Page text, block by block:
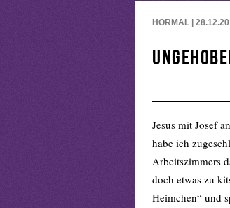
HÖRMAL |
Jesus mit Josef
habe ich
Arbeitszimmers
doch etwas zu
Heimchen“ und